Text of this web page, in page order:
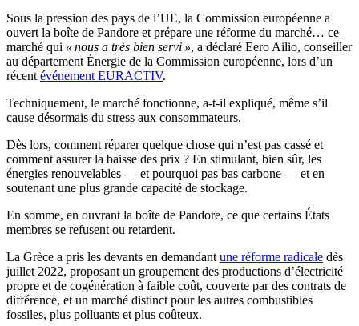
Sous la pression des pays de l’UE, la Commission européenne a
ouvert la boîte de Pandore et prépare une réforme du marché… ce
marché qui « nous a très bien servi », a déclaré Eero Ailio, conseiller
au département Énergie de la Commission européenne, lors d’un
récent événement EURACTIV.
Techniquement, le marché fonctionne, a-t-il expliqué, même s’il
cause désormais du stress aux consommateurs.
Dès lors, comment réparer quelque chose qui n’est pas cassé et
comment assurer la baisse des prix ? En stimulant, bien sûr, les
énergies renouvelables — et pourquoi pas bas carbone — et en
soutenant une plus grande capacité de stockage.
En somme, en ouvrant la boîte de Pandore, ce que certains États
membres se refusent ou retardent.
La Grèce a pris les devants en demandant une réforme radicale dès
juillet 2022, proposant un groupement des productions d’électricité
propre et de cogénération à faible coût, couverte par des contrats de
différence, et un marché distinct pour les autres combustibles
fossiles, plus polluants et plus coûteux.